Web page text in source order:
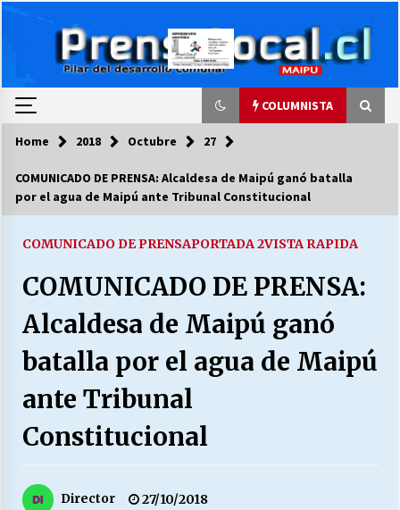
COLUMNISTA
COLUMNISTA
Ya se ordenaron las cuentas de luz… ¿Y
03/08/2026
LA DC POR SIEMPRE.RECORDANDO 69 AÑOS DE
28/07/2026
“ORGULLOSOS DE SER DC” SALUDA EL
27/07/2026
MUNICIPALIDAD, TRABAJADORES, CLIMA
Home 2018 Octubre 27
COMUNICADO DE PRENSA: Alcaldesa de Maipú ganó batalla
por el agua de Maipú ante Tribunal Constitucional
COMUNICADO DE PRENSAPORTADA 2VISTA RAPIDA
COMUNICADO DE PRENSA:
Alcaldesa de Maipú ganó
batalla por el agua de Maipú
ante Tribunal
Constitucional
Director 27/10/2018